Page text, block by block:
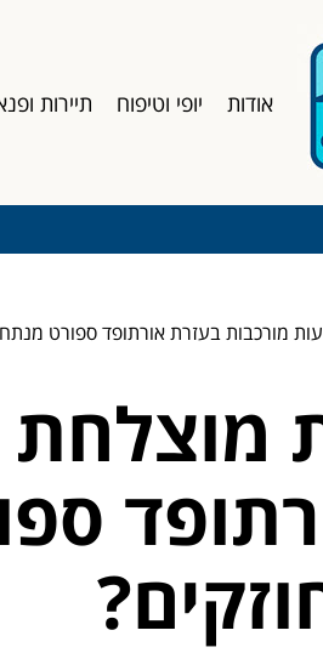
אודות יופי וטיפוח תיירות
מורכבות בעזרת אורתופד ספורט מנתח